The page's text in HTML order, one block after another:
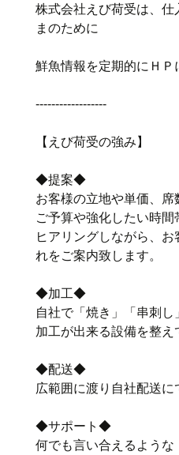
株式会社えび荷受は、仕
まのために
鮮魚情報を定期的にＨＰ
‐‐‐‐‐‐‐‐‐‐‐‐‐‐‐‐‐‐
【えび荷受の強み】
◆提案◆
お客様の立地や単価、
ご予算や強化したい時間
ヒアリングしながら、
れをご案内致します。
◆加工◆
自社で「焼き」「串刺
加工が出来る設備を整え
◆配送◆
広範囲に渡り自社配送に
◆サポート◆
何でも言い合えるような